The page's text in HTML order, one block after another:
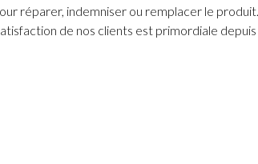
réparer, indemniser ou remplacer le
de nos clients est primordiale